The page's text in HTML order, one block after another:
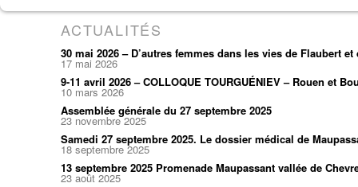
Maupassant
ACTUALITÉS
30 mai 2026 – D’autres femmes dans les vies de Flaubert et
17 mai 2026
9-11 avril 2026 – COLLOQUE TOURGUÉNIEV – Rouen et
10 mars 2026
Assemblée générale du 27 septembre 2025
23 novembre 2025
Samedi 27 septembre 2025. Le dossier médical de
18 septembre 2025
13 septembre 2025 Promenade Maupassant vallée de
23 août 2025